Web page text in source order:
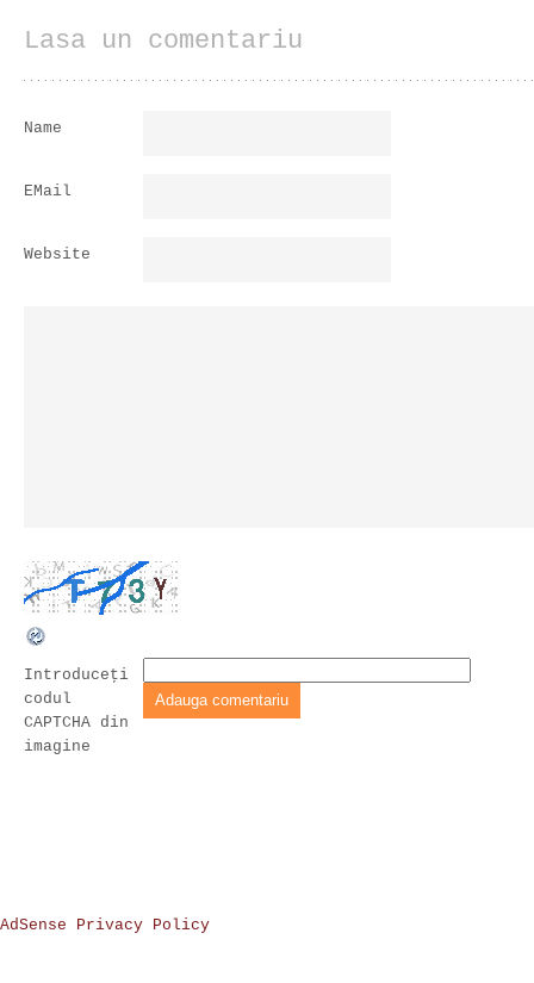
Lasa un comentariu
Name
EMail
Website
Introduceţi
codul
CAPTCHA din
imagine
AdSense Privacy Policy